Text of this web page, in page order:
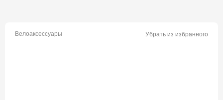
Велоаксессуары Убрать из избранного